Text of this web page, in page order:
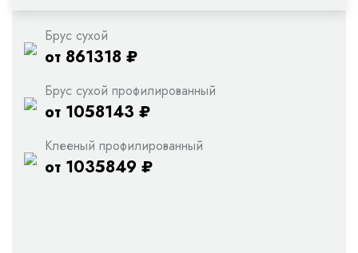
Брус сухой
от 861318 ₽
Брус сухой профилированный
от 1058143 ₽
Клееный профилированный
от 1035849 ₽